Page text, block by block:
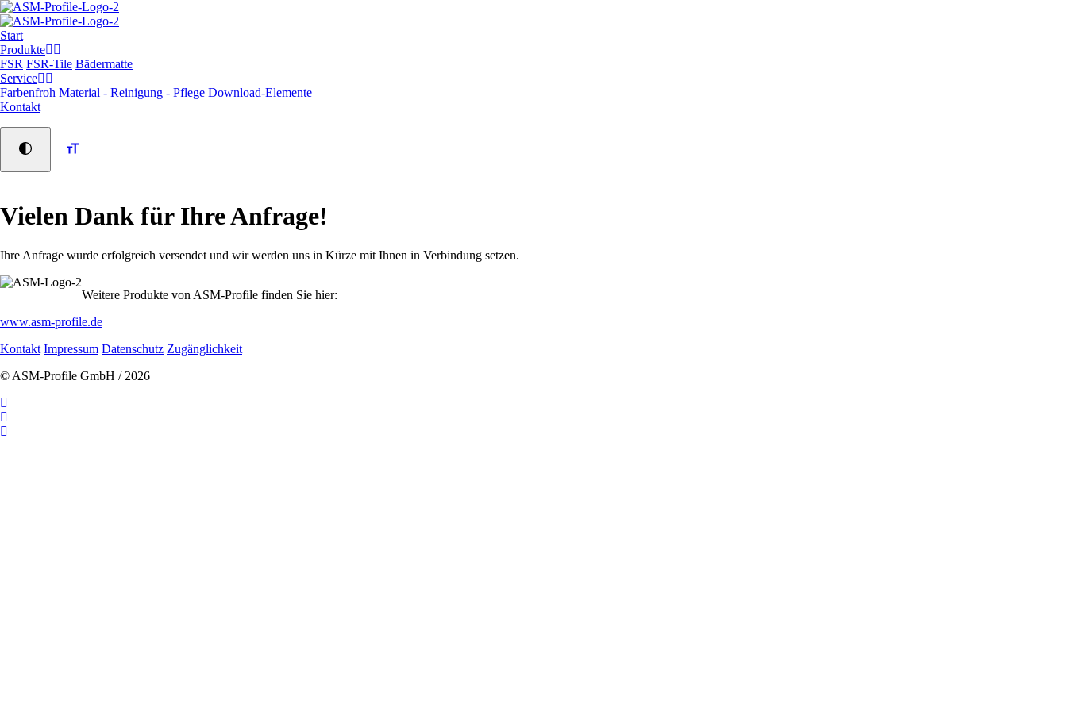
Navigation
überspringen
Start
Produkte
FSR FSR-Tile Bädermatte
Service
Farbenfroh Material - Reinigung - Pflege Download-Elemente
Kontakt
Vielen Dank für Ihre Anfrage!
Ihre Anfrage wurde erfolgreich versendet und wir werden uns in Kürze mit Ihnen in Verbindung setzen.
Weitere Produkte von ASM-Profile finden Sie hier:
www.asm-profile.de
Navigation
Kontakt Impressum Datenschutz Zugänglichkeit
© ASM-Profile GmbH / 2026